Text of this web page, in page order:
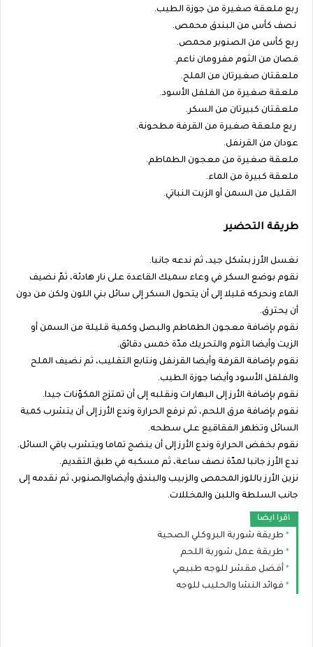
ربع ملعقة صغيرة من جوزة الطيب.
نصف كأس من البندق محمص.
ربع كأس من الصنوبر محمص.
فصان من الثوم مفرومان ناعم.
ملعقتان صغيرتان من الملح.
ملعقة صغيرة من الفلفل الأسود.
ملعقتان كبيرتان من السكر.
ربع ملعقة صغيرة من القرفة مطحونة.
عودان من القرنفل.
ملعقة صغيرة من معجون الطماطم.
ملعقة كبيرة من الماء.
القليل من السمن أو الزيت النباتي.
طريقة التحضير
نغسل الأرز بشكل جيد، ثم ندعه جانبا.
نقوم بوضع السكر في وعاء سميك القاعدة على نار هادئة، ثمّ نضيف
الماء ونحركه قليلا إلى أن يتحول السكر إلى سائل بني اللون ولكن من دون
أن يحترق.
نقوم بإضافة معجون الطماطم والبصل وكمية قليلة من السمن أو
الزيت وأيضا الثوم والتحريك مدّة خمس دقائق.
نقوم بإضافة القرفة وأيضا القرنفل ونتابع التقليب، ثم نضيف الملح
والفلفل الأسود وأيضا جوزة الطيب.
نقوم بإضافة الأرز إلى البهارات ونقلبه إلى أن تمتزج المكوّنات جيدا.
نقوم بإضافة مرق اللحم، ثم نرفع الحرارة وندع الأرز إلى أن يتشرب كمية
السائل وتظهر الفقاقيع على سطحه.
نقوم بخفض الحرارة وندع الأرز إلى أن ينضج تماما ويتشرب باقي السائل.
ندع الأرز جانبا لمدّة نصف ساعة، ثم مسكبه في طبق التقديم.
نزين الأرز باللوز المحمص والزبيب والبندق وأيضاوالصنوبر، ثم نقدمه إلى
جانب السلطة واللبن والمخللات.
اقرا ايضا
طريقة شوربة البروكلي الصحية
طريقة عمل شوربة اللحم
أفضل مقشر للوجه طبيعي
فوائد النشا والحليب للوجه